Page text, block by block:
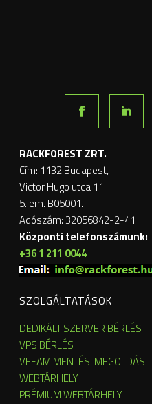
RACKFOREST ZRT.
Cím: 1132 Budapest,
Victor Hugo utca 11.
5. em. B05001.
Adószám: 32056842-2-41
Központi telefonszámunk:
+36 1 211 0044
SZOLGÁLTATÁSOK
DEDIKÁLT SZERVER BÉRLÉS
VPS BÉRLÉS
VEEAM MENTÉSI MEGOLDÁS
WEBTÁRHELY
PRÉMIUM WEBTÁRHELY